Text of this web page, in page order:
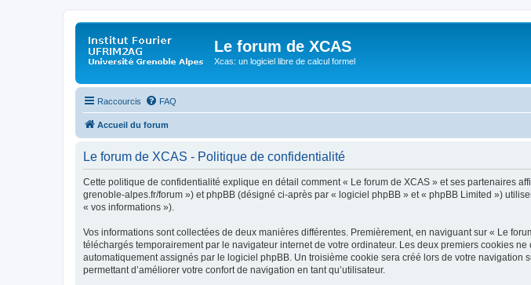
Le forum de XCAS
Xcas: un logiciel libre de calcul formel
Raccourcis FAQ
Accueil du forum
Le forum de XCAS - Politique de confidentialité
Cette politique de confidentialité explique en détail comment « Le forum de XCAS » et ses partenaires
grenoble-alpes.fr/forum ») et phpBB (désigné ci-après par « logiciel phpBB » et « phpBB Limited »)
« vos informations »).
Vos informations sont collectées de deux manières différentes. Premièrement, en naviguant sur « Le
téléchargés temporairement par le navigateur internet de votre ordinateur. Les deux premiers cookies
automatiquement assignés par le logiciel phpBB. Un troisième cookie sera créé lors de votre
permettant d’améliorer votre confort de navigation en tant qu’utilisateur.